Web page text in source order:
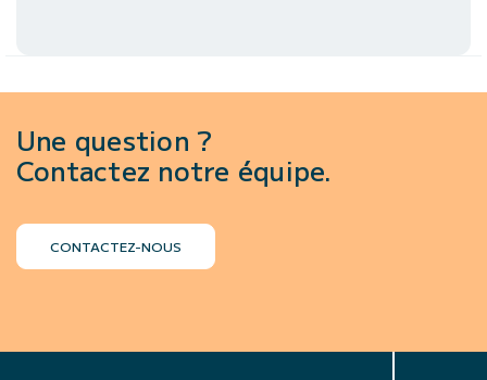
Une question ?
Contactez notre équipe.
CONTACTEZ-NOUS